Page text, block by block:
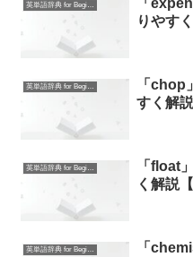
英単語辞典 for Beginners
りやす
英単語辞典 for Beginners
「chop
すく解
英単語辞典 for Beginners
「float
く解説
英単語辞典 for Beginners
「